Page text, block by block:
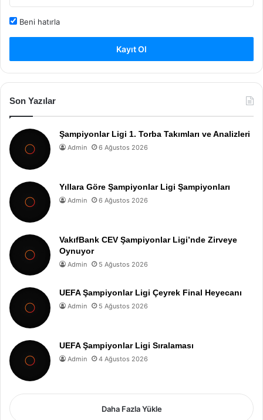
Beni hatırla
Kayıt Ol
Son Yazılar
Şampiyonlar Ligi 1. Torba Takımları ve Analizleri
Admin 6 Ağustos 2026
Yıllara Göre Şampiyonlar Ligi Şampiyonları
Admin 6 Ağustos 2026
VakıfBank CEV Şampiyonlar Ligi’nde Zirveye
Oynuyor
Admin 5 Ağustos 2026
UEFA Şampiyonlar Ligi Çeyrek Final Heyecanı
Admin 5 Ağustos 2026
UEFA Şampiyonlar Ligi Sıralaması
Admin 4 Ağustos 2026
Daha Fazla Yükle